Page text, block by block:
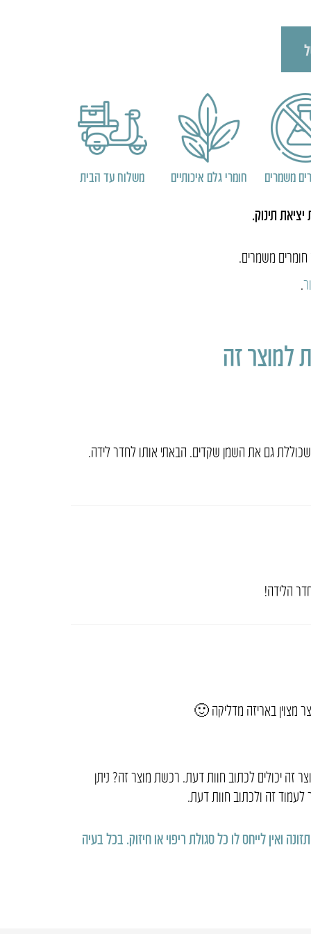
משמרים חומרי גלם איכותיים משלוח עד הבית
תינוק.
משמרים.
למוצר זה
גם את השמן שקדים. הבאתי אותו לחדר לידה.
מצוין באריזה מדליקה 🙂
זה יכולים לכתוב חוות דעת. רכשת מוצר זה? ניתן
זה ולכתוב חוות דעת.
ואין לייחס לו כל סגולת ריפוי או חיזוק. בכל בעיה